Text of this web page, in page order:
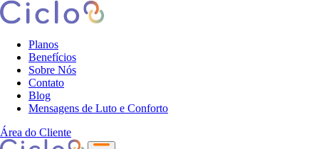
Planos
Benefícios
Sobre Nós
Contato
Blog
Mensagens de Luto e Conforto
Área do Cliente